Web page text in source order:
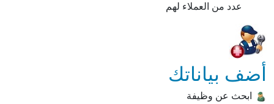
عدد من العملاء لهم
أضف بياناتك
ابحث عن وظيفة